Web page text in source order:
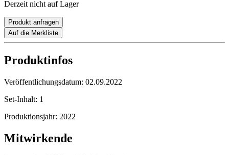
Derzeit nicht auf Lager
Produkt anfragen
Auf die Merkliste
Produktinfos
Veröffentlichungsdatum: 02.09.2022
Set-Inhalt: 1
Produktionsjahr: 2022
Mitwirkende